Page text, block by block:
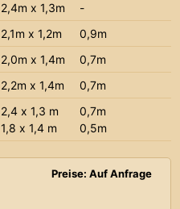
2,4m x 1,3m
-
2,1m x 1,2m
0,9m
2,0m x 1,4m
0,7m
2,2m x 1,4m
0,7m
2,4 x 1,3 m
1,8 x 1,4 m
0,7m
0,5m
Preise: Auf Anfrage